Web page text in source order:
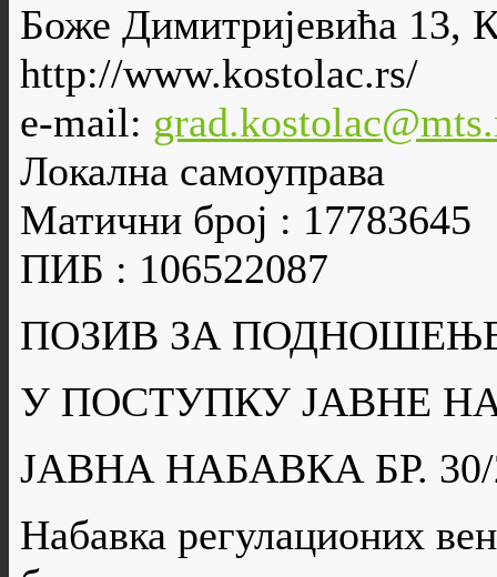
Боже Димитријевића 13,
http://www.kostolac.rs/
e-mail:
Локална самоуправа
Матични број : 17783645
ПИБ : 106522087
ПОЗИВ ЗА
У ПОСТУПКУ ЈАВНЕ
ЈАВНА НАБАВКА БР. 30/
Набавка регулационих